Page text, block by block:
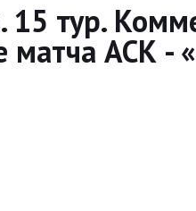
15 тур.
матча АСК -